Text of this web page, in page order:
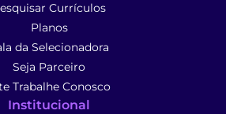
Currículos
Planos
da Selecionadora
Seja Parceiro
Trabalhe Conosco
Institucional